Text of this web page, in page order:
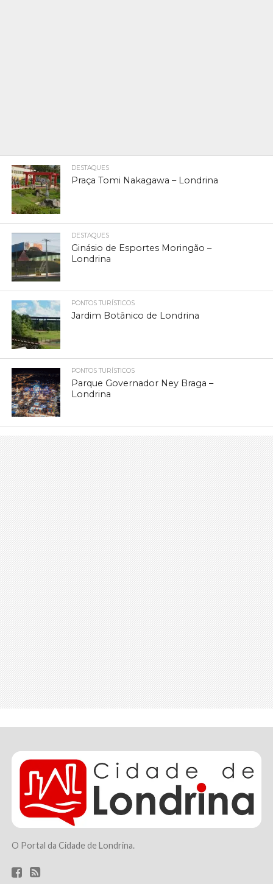
DESTAQUES
Praça Tomi Nakagawa – Londrina
DESTAQUES
Ginásio de Esportes Moringão –
Londrina
PONTOS TURÍSTICOS
Jardim Botânico de Londrina
PONTOS TURÍSTICOS
Parque Governador Ney Braga –
Londrina
O Portal da Cidade de Londrina.